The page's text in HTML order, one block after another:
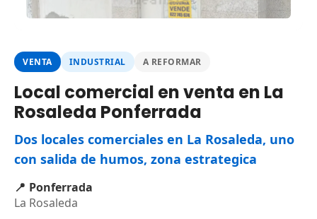
VENTA INDUSTRIAL A REFORMAR
Local comercial en venta en La
Rosaleda Ponferrada
Dos locales comerciales en La Rosaleda, uno
con salida de humos, zona estrategica
Ponferrada
La Rosaleda